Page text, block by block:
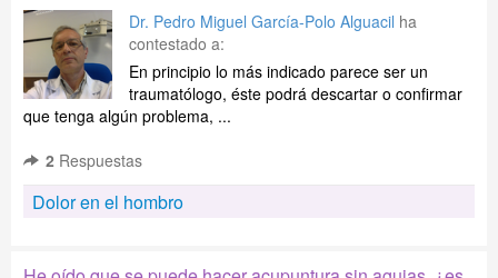
Dr. Pedro Miguel García-Polo Alguacil ha
contestado a:
En principio lo más indicado parece ser un
traumatólogo, éste podrá descartar o confirmar
que tenga algún problema, ...
2 Respuestas
Dolor en el hombro